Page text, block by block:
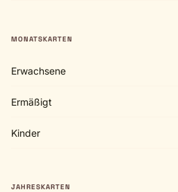
MONATSKARTEN
Erwachsene
Ermäßigt
Kinder
JAHRESKARTEN